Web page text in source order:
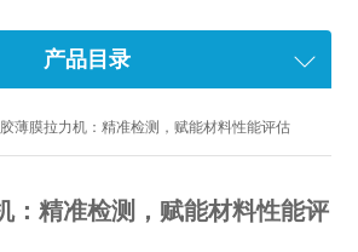
产品目录
薄膜拉力机：精准检测，赋能材料性能评估
：精准检测，赋能材料性能评